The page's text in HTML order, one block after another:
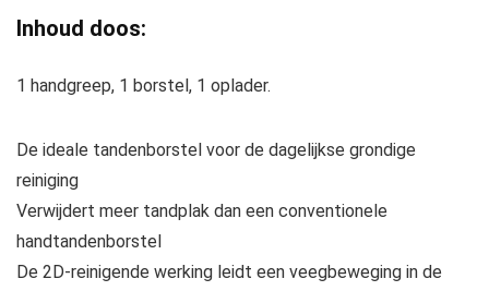
Inhoud doos:
1 handgreep, 1 borstel, 1 oplader.
De ideale tandenborstel voor de dagelijkse grondige
reiniging
Verwijdert meer tandplak dan een conventionele
handtandenborstel
De 2D-reinigende werking leidt een veegbeweging in de